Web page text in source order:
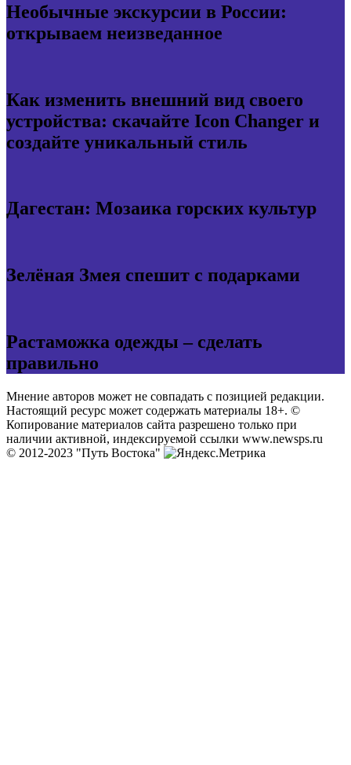
Необычные экскурсии в России:
открываем неизведанное
Как изменить внешний вид своего
устройства: скачайте Icon Changer и
создайте уникальный стиль
Дагестан: Мозаика горских культур
Зелёная Змея спешит с подарками
Растаможка одежды – сделать
правильно
Мнение авторов может не совпадать с позицией редакции.
Настоящий ресурс может содержать материалы 18+. ©
Копирование материалов сайта разрешено только при
наличии активной, индексируемой ссылки www.newsps.ru
© 2012-2023 "Путь Востока"